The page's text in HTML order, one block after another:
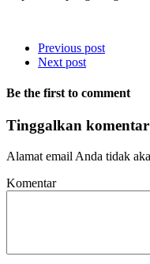
Previous post
Next post
Be the first to comment
Tinggalkan komentar
Alamat email Anda tidak
Komentar